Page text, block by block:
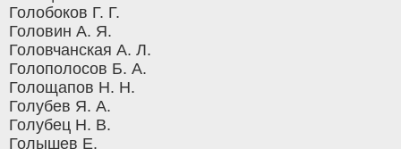
Голобоков Г. Г.
Головин А. Я.
Головчанская А. Л.
Голополосов Б. А.
Голощапов Н. Н.
Голубев Я. А.
Голубец Н. В.
Голышев Е.